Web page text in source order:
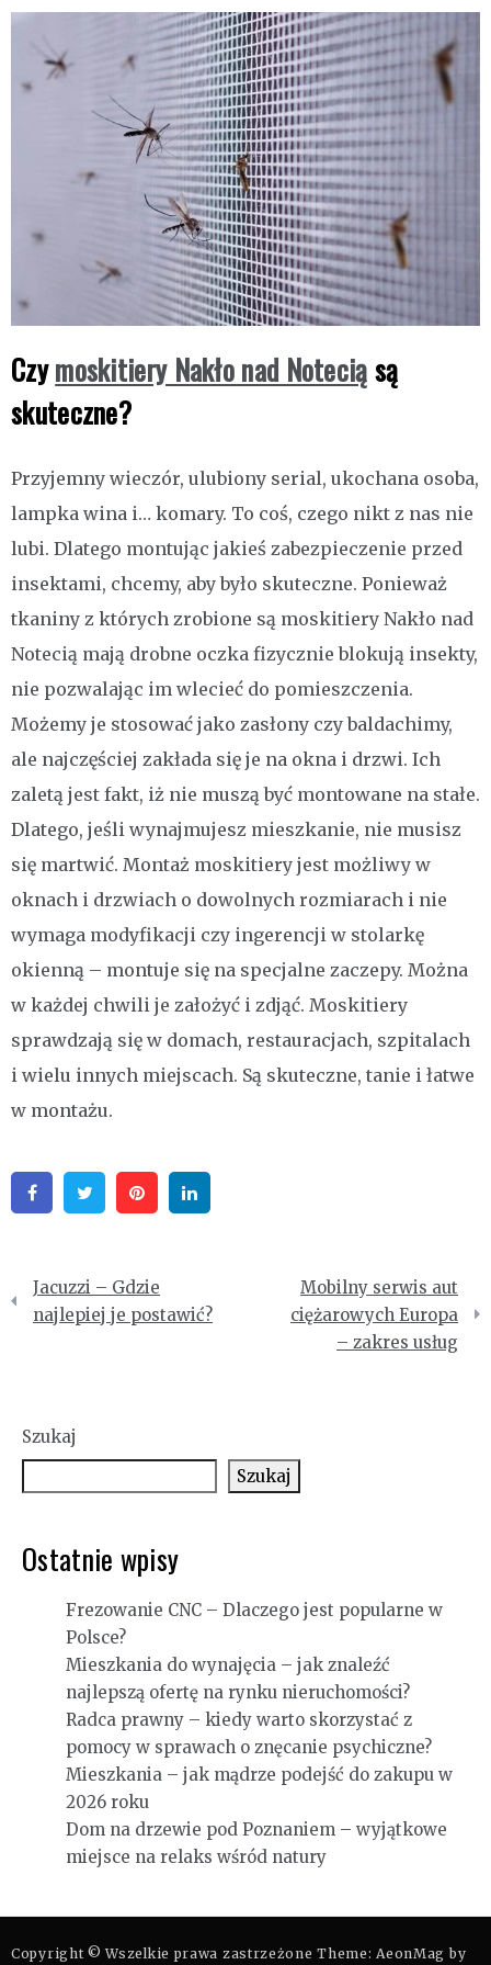
Czymoskitiery Nakło nad Noteciąsą
skuteczne?
Przyjemny wieczór, ulubiony serial, ukochana osoba,
lampka wina i… komary. To coś, czego nikt z nas nie
lubi. Dlatego montując jakieś zabezpieczenie przed
insektami, chcemy, aby było skuteczne. Ponieważ
tkaniny z których zrobione są moskitiery Nakło nad
Notecią mają drobne oczka fizycznie blokują insekty,
nie pozwalając im wlecieć do pomieszczenia.
Możemy je stosować jako zasłony czy baldachimy,
ale najczęściej zakłada się je na okna i drzwi. Ich
zaletą jest fakt, iż nie muszą być montowane na stałe.
Dlatego, jeśli wynajmujesz mieszkanie, nie musisz
się martwić. Montaż moskitiery jest możliwy w
oknach i drzwiach o dowolnych rozmiarach i nie
wymaga modyfikacji czy ingerencji w stolarkę
okienną – montuje się na specjalne zaczepy. Można
w każdej chwili je założyć i zdjąć. Moskitiery
sprawdzają się w domach, restauracjach, szpitalach
i wielu innych miejscach. Są skuteczne, tanie i łatwe
w montażu.
FacebookTwitter Pinterest
Nawigacja
wpisu
Jacuzzi – Gdzie
najlepiej je postawić?
Mobilny serwis aut
ciężarowych Europa
– zakres usług
Szukaj
Szukaj
Ostatnie wpisy
Frezowanie CNC – Dlaczego jest popularne w
Polsce?
Mieszkania do wynajęcia – jak znaleźć
najlepszą ofertę na rynku nieruchomości?
Radca prawny – kiedy warto skorzystać z
pomocy w sprawach o znęcanie psychiczne?
Mieszkania – jak mądrze podejść do zakupu w
2026 roku
Dom na drzewie pod Poznaniem – wyjątkowe
miejsce na relaks wśród natury
Copyright © Wszelkie prawa zastrzeżone Theme: AeonMag by